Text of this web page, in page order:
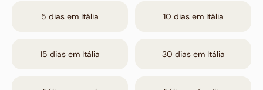
5 dias em Itália 10 dias em Itália
15 dias em Itália 30 dias em Itália